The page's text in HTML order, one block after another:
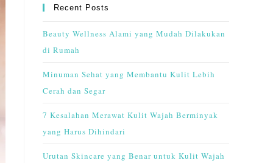
Recent Posts
Beauty Wellness Alami yang Mudah Dilakukan
di Rumah
Minuman Sehat yang Membantu Kulit Lebih
Cerah dan Segar
7 Kesalahan Merawat Kulit Wajah Berminyak
yang Harus Dihindari
Urutan Skincare yang Benar untuk Kulit Wajah